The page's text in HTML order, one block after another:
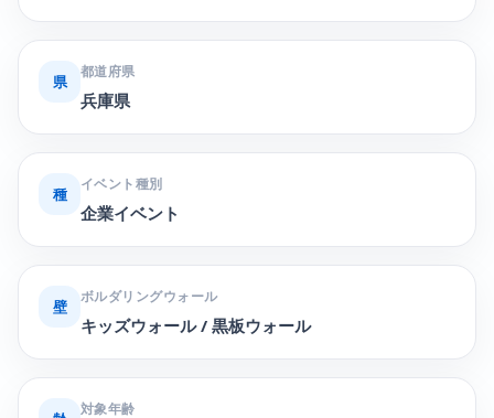
県
都道府県
兵庫県
種
イベント種別
企業イベント
壁
ボルダリングウォール
キッズウォール / 黒板ウォール
対象年齢